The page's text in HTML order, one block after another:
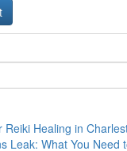
Reiki Healing in
Leak: What You Need